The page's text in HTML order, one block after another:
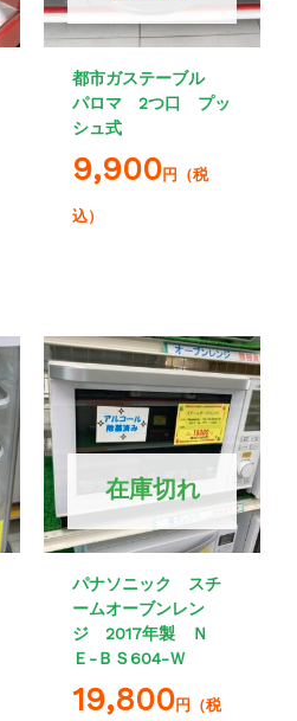
都市ガステーブル
パロマ 2つ口 プッ
シュ式
9,900円（税
込）
在庫切れ
パナソニック スチ
ームオーブンレン
ジ 2017年製 Ｎ
Ｅ-ＢＳ604-Ｗ
19,800円（税